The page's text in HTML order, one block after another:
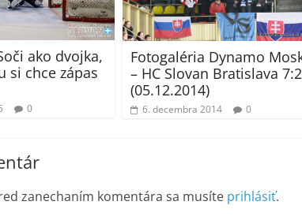
ako dvojka,
si chce zápas
0
Fotogaléria Dynamo
– HC Slovan Bratislava 7:2
(05.12.2014)
6. decembra 2014 0
zanechaním komentára sa musíte prihlásiť.